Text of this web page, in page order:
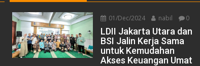
01/Dec/2024 nabil 0
LDII Jakarta Utara dan
BSI Jalin Kerja Sama
untuk Kemudahan
Akses Keuangan Umat